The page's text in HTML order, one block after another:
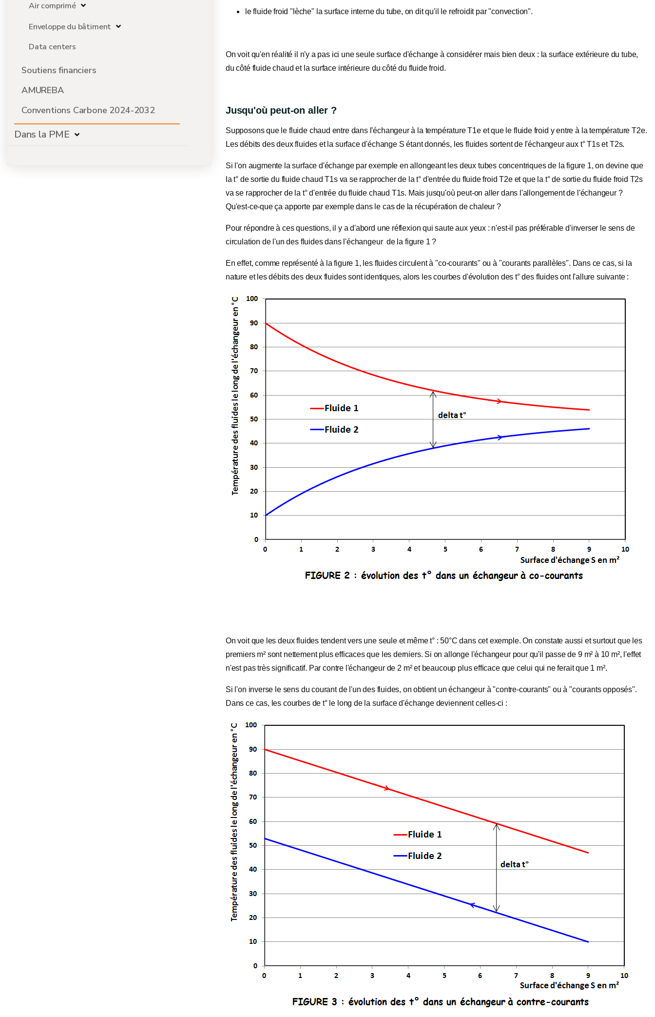
Air comprimé
Enveloppe du bâtiment
Data centers
Soutiens financiers
AMUREBA
Conventions Carbone 2024-2032
Dans la PME
le fluide froid "lèche" la surface interne du tube, on dit qu'il le refroidit par "convection".
On voit qu'en réalité il n'y a pas ici une seule surface d'échange à considérer mais bien deux : la surface extérieure du tube,
du côté fluide chaud et la surface intérieure du côté du fluide froid.
Jusqu'où peut-on aller ?
Supposons que le fluide chaud entre dans l'échangeur à la température T1e et que le fluide froid y entre à la température T2e.
Les débits des deux fluides et la surface d'échange S étant donnés, les fluides sortent de l'échangeur aux t° T1s et T2s.
Si l'on augmente la surface d'échange par exemple en allongeant les deux tubes concentriques de la figure 1, on devine que
la t° de sortie du fluide chaud T1s va se rapprocher de la t° d'entrée du fluide froid T2e et que la t° de sortie du fluide froid T2s
va se rapprocher de la t° d'entrée du fluide chaud T1s. Mais jusqu'où peut-on aller dans l'allongement de l'échangeur ?
Qu'est-ce-que ça apporte par exemple dans le cas de la récupération de chaleur ?
Pour répondre à ces questions, il y a d'abord une réflexion qui saute aux yeux : n'est-il pas préférable d'inverser le sens de
circulation de l'un des fluides dans l'échangeur de la figure 1 ?
En effet, comme représenté à la figure 1, les fluides circulent à "co-courants" ou à "courants parallèles". Dans ce cas, si la
nature et les débits des deux fluides sont identiques, alors les courbes d'évolution des t° des fluides ont l'allure suivante :
On voit que les deux fluides tendent vers une seule et même t° : 50°C dans cet exemple. On constate aussi et surtout que les
premiers m² sont nettement plus efficaces que les derniers. Si on allonge l'échangeur pour qu'il passe de 9 m² à 10 m², l'effet
n'est pas très significatif. Par contre l'échangeur de 2 m² et beaucoup plus efficace que celui qui ne ferait que 1 m².
Si l'on inverse le sens du courant de l'un des fluides, on obtient un échangeur à "contre-courants" ou à "courants opposés".
Dans ce cas, les courbes de t° le long de la surface d'échange deviennent celles-ci :